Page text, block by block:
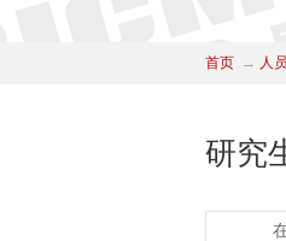
首页 → 人
研究